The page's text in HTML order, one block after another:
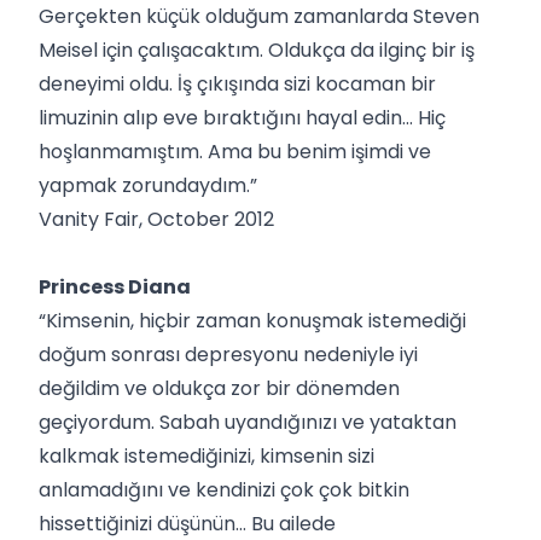
Gerçekten küçük olduğum zamanlarda Steven
Meisel için çalışacaktım. Oldukça da ilginç bir iş
deneyimi oldu. İş çıkışında sizi kocaman bir
limuzinin alıp eve bıraktığını hayal edin... Hiç
hoşlanmamıştım. Ama bu benim işimdi ve
yapmak zorundaydım.”
Vanity Fair, October 2012
Princess Diana
“Kimsenin, hiçbir zaman konuşmak istemediği
doğum sonrası depresyonu nedeniyle iyi
değildim ve oldukça zor bir dönemden
geçiyordum. Sabah uyandığınızı ve yataktan
kalkmak istemediğinizi, kimsenin sizi
anlamadığını ve kendinizi çok çok bitkin
hissettiğinizi düşünün… Bu ailede